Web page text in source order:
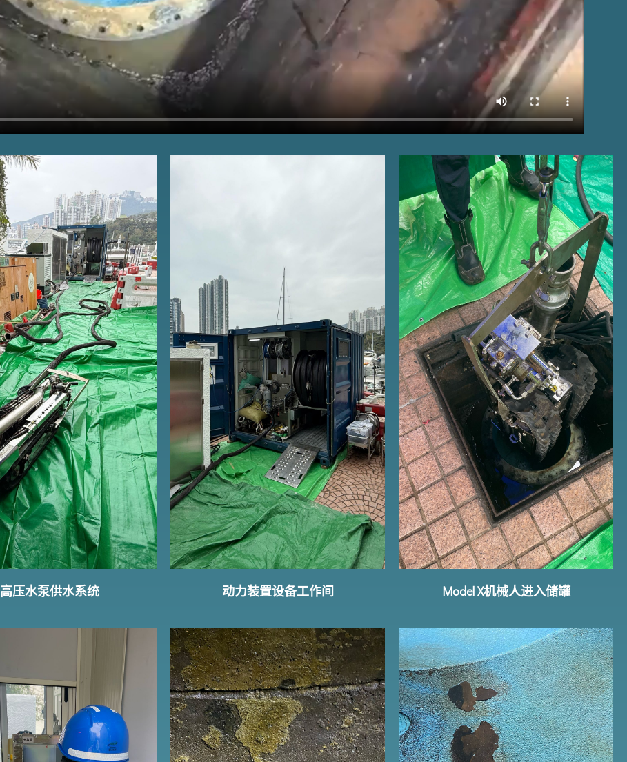
高压水泵供水系统 动力装置设备工作间 Model X机械人进入储罐